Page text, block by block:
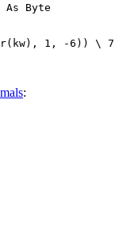
As Byte
1, -6)) \ 7
: